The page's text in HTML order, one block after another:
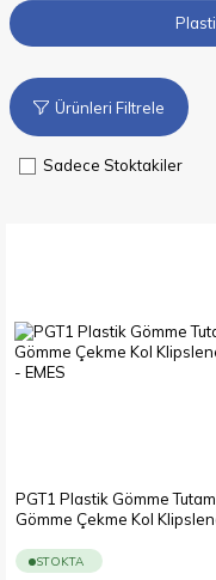
Ürünleri Filtrele
Sadece Stoktakiler
PGT1 Plastik Gömme
Gömme Çekme Kol
STOKTA